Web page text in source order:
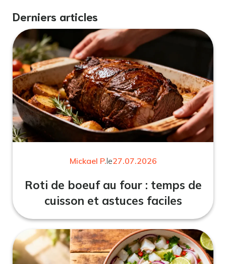
Derniers articles
Mickael P.le27.07.2026
Roti de boeuf au four : temps de
cuisson et astuces faciles